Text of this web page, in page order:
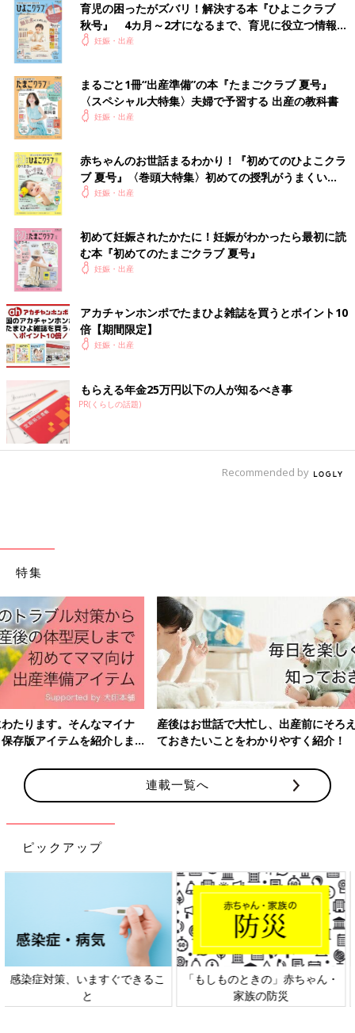
名づけの基礎知識はもちろん、「音」「画数」「漢字」「イメー
ジ」など、重視したいポイントごとに詳しく解説。さらに、豊富
な名前の実例も掲載し、名づけに必要な情報をこの一冊に凝縮し
さらに、大好評の1年間使い放題の「web鑑定サービス」のログ
インID付き。
あなたの姓に合う運勢のよい名前を、1年間何度でも検索でき、
名前の鑑定も可能です。
※web鑑定サービスは、パソコン・スマートフォン・タブレット
からご利用いただけます。
楽天市場で購入する（送料無料）
関連：赤ちゃんの名前ランキング
関連：男の子の赤ちゃんの名前ランキング100 [赤ちゃんの名づ
け・命名]
け・命名]
育児の困ったがズバリ！解決する本『ひよこクラブ
秋号』 4カ月～2才になるまで、育児に役立つ情報が
いっぱい！
妊娠・出産
まるごと1冊“出産準備”の本『たまごクラブ 夏号』
〈スペシャル大特集〉夫婦で予習する 出産の教科書
妊娠・出産
赤ちゃんのお世話まるわかり！『初めてのひよこクラ
ブ 夏号』〈巻頭大特集〉初めての授乳がうまくい
く！ おっぱい・ミルクの基本と夏のトラブル 解決テ
妊娠・出産
初めて妊娠されたかたに！妊娠がわかったら最初に読
む本『初めてのたまごクラブ 夏号』
妊娠・出産
アカチャンホンポでたまひよ雑誌を買うとポイント10
倍【期間限定】
妊娠・出産
もらえる年金25万円以下の人が知るべき事
PR(くらしの話題)
Recommended by
特集
産後はお世話で大忙し、出産前にそろえておきたいアイテム、知っ
ておきたいことをわかりやすく紹介！
連載一覧へ
ピックアップ
日本外来小児科学会リーフレッ
ト検討会
六星占術 細木かおりさんの人
相談